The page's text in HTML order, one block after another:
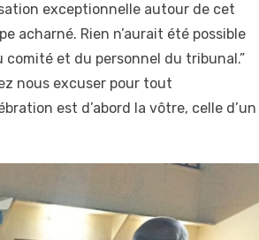
exceptionnelle autour de cet
acharné. Rien n’aurait été possible
comité et du personnel du tribunal.”
nous excuser pour tout
est d’abord la vôtre, celle d’un